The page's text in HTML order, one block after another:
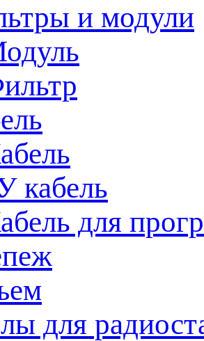
и модули
кабель
для
для